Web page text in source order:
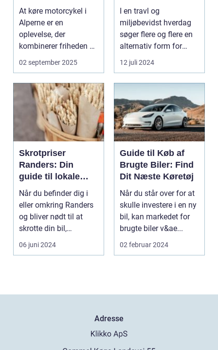
At køre motorcykel i
Alperne er en
oplevelse, der
kombinerer friheden på
to hjul med no...
02 september 2025
I en travl og
miljøbevidst hverdag
søger flere og flere en
alternativ form for
transport. El scooter...
12 juli 2024
Skrotpriser
Randers: Din
guide til lokale
muligheder
Når du befinder dig i
eller omkring Randers
og bliver nødt til at
skrotte din bil,
gammelt jern elle...
06 juni 2024
Guide til Køb af
Brugte Biler: Find
Dit Næste Køretøj
Når du står over for at
skulle investere i en ny
bil, kan markedet for
brugte biler v&ae...
02 februar 2024
Adresse